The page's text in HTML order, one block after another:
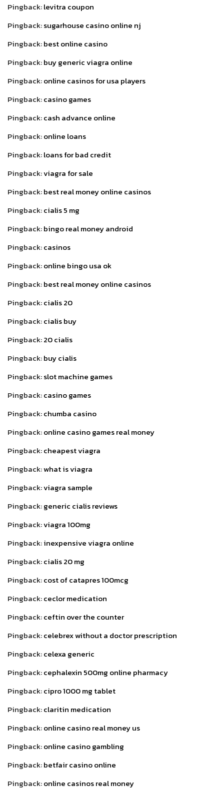
Pingback:levitra coupon
Pingback:sugarhouse casino online nj
Pingback:best online casino
Pingback:buy generic viagra online
Pingback:online casinos for usa players
Pingback:casino games
Pingback:cash advance online
Pingback:online loans
Pingback:loans for bad credit
Pingback:viagra for sale
Pingback:best real money online casinos
Pingback:cialis 5 mg
Pingback:bingo real money android
Pingback:casinos
Pingback:online bingo usa ok
Pingback:best real money online casinos
Pingback:cialis 20
Pingback:cialis buy
Pingback:20 cialis
Pingback:buy cialis
Pingback:slot machine games
Pingback:casino games
Pingback:chumba casino
Pingback:online casino games real money
Pingback:cheapest viagra
Pingback:what is viagra
Pingback:viagra sample
Pingback:generic cialis reviews
Pingback:viagra 100mg
Pingback:inexpensive viagra online
Pingback:cialis 20 mg
Pingback:cost of catapres 100mcg
Pingback:ceclor medication
Pingback:ceftin over the counter
Pingback:celebrex without a doctor prescription
Pingback:celexa generic
Pingback:cephalexin 500mg online pharmacy
Pingback:cipro 1000 mg tablet
Pingback:claritin medication
Pingback:online casino real money us
Pingback:online casino gambling
Pingback:betfair casino online
Pingback:online casinos real money